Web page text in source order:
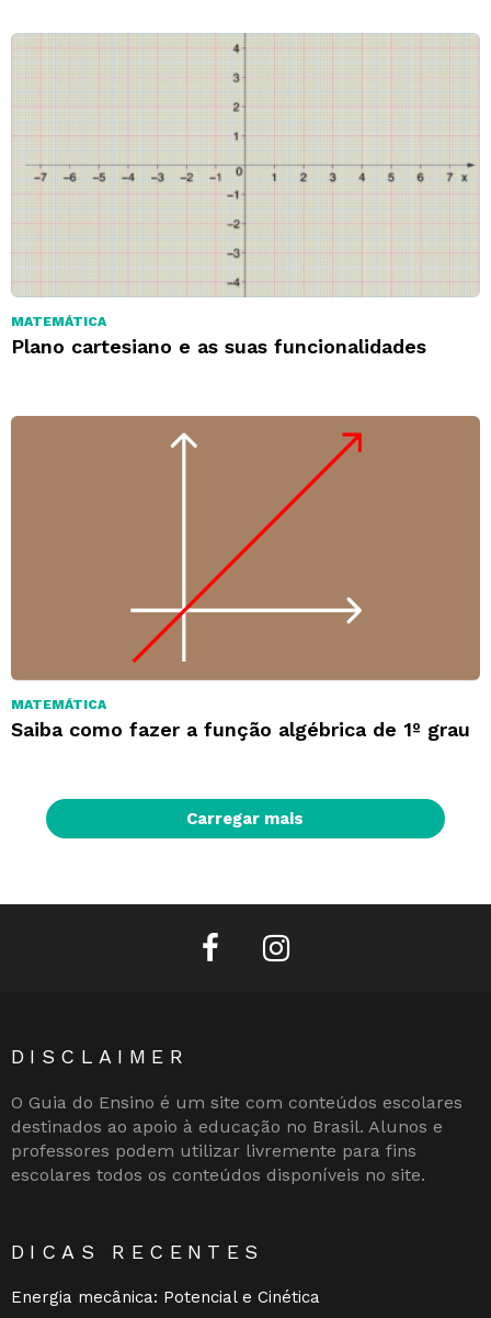
MATEMÁTICA
Plano cartesiano e as suas funcionalidades
MATEMÁTICA
Saiba como fazer a função algébrica de 1º grau
Carregar mais
DISCLAIMER
O Guia do Ensino é um site com conteúdos escolares
destinados ao apoio à educação no Brasil. Alunos e
professores podem utilizar livremente para fins
escolares todos os conteúdos disponíveis no site.
DICAS RECENTES
Energia mecânica: Potencial e Cinética